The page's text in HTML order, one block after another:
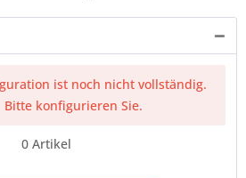
ist noch nicht vollständig.
Bitte konfigurieren Sie.
0 Artikel